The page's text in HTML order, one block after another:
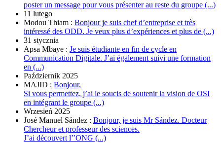
poster un message pour vous présenter au reste du groupe (...)
11 lutego
Modou Thiam : Bonjour je suis chef d’entreprise et très
intéressé des ODD. Je veux plus d’expériences et plus de (...)
31 stycznia
Apsa Mbaye : Je suis étudiante en fin de cycle en
Communication Digitale. J’ai également suivi une formation
en (...)
Październik 2025
MAJID : Bonjour,
Si vous permettez, j’ai le soucis de soutenir la vision de OSI
en intégrant le groupe (...)
Wrzesień 2025
José Manuel Sández : Bonjour, je suis Mr Sández. Docteur
Chercheur et professeur des sciences.
J’ai découvert l’’ONG (...)